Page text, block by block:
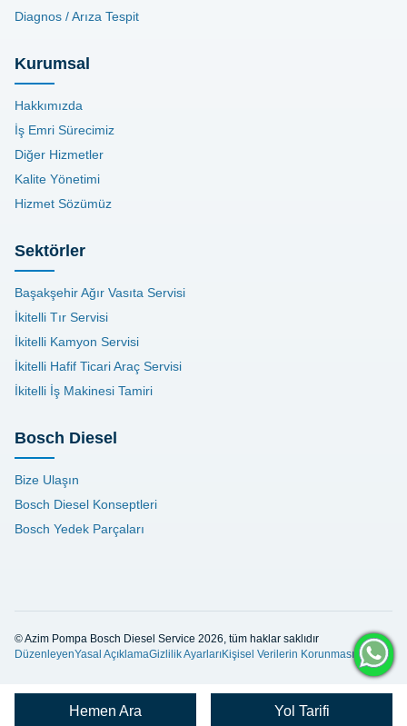
Diagnos / Arıza Tespit
Kurumsal
Hakkımızda
İş Emri Sürecimiz
Diğer Hizmetler
Kalite Yönetimi
Hizmet Sözümüz
Sektörler
Başakşehir Ağır Vasıta Servisi
İkitelli Tır Servisi
İkitelli Kamyon Servisi
İkitelli Hafif Ticari Araç Servisi
İkitelli İş Makinesi Tamiri
Bosch Diesel
Bize Ulaşın
Bosch Diesel Konseptleri
Bosch Yedek Parçaları
© Azim Pompa Bosch Diesel Service 2026, tüm haklar saklıdır
DüzenleyenYasal AçıklamaGizlilik AyarlarıKişisel Verilerin Korunması
Hemen Ara Yol Tarifi